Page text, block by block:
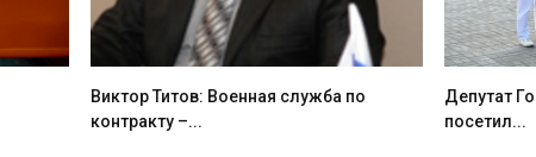
Виктор Титов: Военная служба по
контракту –...
Депутат
посетил...